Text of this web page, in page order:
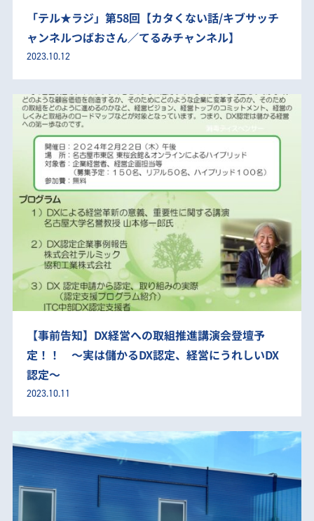
「テル★ラジ」第58回【カタくない話/キブサッチ
ャンネルつばおさん／てるみチャンネル】
2023.10.12
【事前告知】DX経営への取組推進講演会登壇予
定！！ ～実は儲かるDX認定、経営にうれしいDX
認定～
2023.10.11